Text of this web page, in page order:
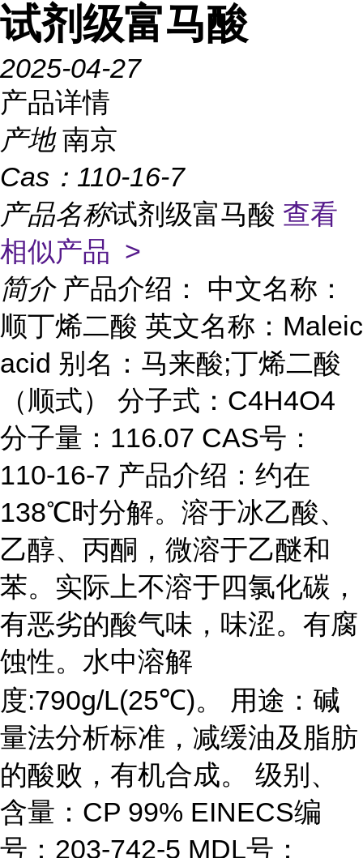
试剂级富马酸
2025-04-27
产品详情
产地 南京
Cas： 110-16-7
产品名称试剂级富马酸 查看
相似产品 >
简介 产品介绍： 中文名称：
顺丁烯二酸 英文名称：Maleic
acid 别名：马来酸;丁烯二酸
（顺式） 分子式：C4H4O4
分子量：116.07 CAS号：
110-16-7 产品介绍：约在
138℃时分解。溶于冰乙酸、
乙醇、丙酮，微溶于乙醚和
苯。实际上不溶于四氯化碳，
有恶劣的酸气味，味涩。有腐
蚀性。水中溶解
度:790g/L(25℃)。 用途：碱
量法分析标准，减缓油及脂肪
的酸败，有机合成。 级别、
含量：CP 99% EINECS编
号：203-742-5 MDL号：